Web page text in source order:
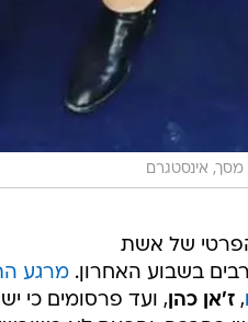
מסך, אינסטגרם
של אשת
בשבוע האחרון. מרגע
, ז'אן כהן , ועד פרסומים כי